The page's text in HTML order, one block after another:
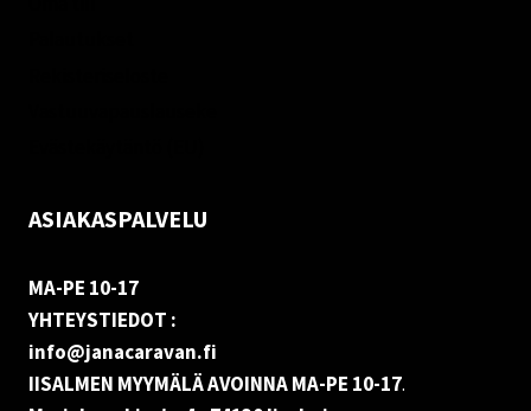
ASIAKASPALVELU
MA-PE 10-17
YHTEYSTIEDOT :
info@janacaravan.fi
IISALMEN MYYMÄLÄ AVOINNA MA-PE 10-17.